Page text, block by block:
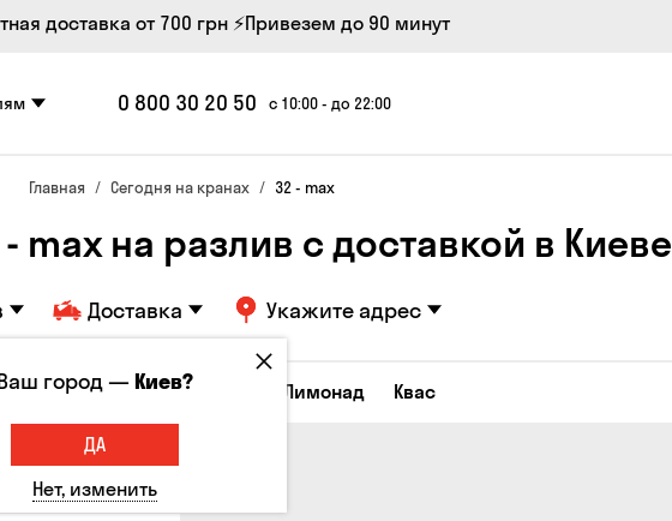
доставка от 700 грн ⚡Привезем до 90 минут
0 800 30 20 50 с 10:00 - до 22:00
Главная Сегодня на кранах 32 - max
max на разлив с доставкой в ​​Киеве
Доставка Укажите адрес
Пиво Сидр Лимонад Квас
город —Киев?
ДА
Нет, изменить